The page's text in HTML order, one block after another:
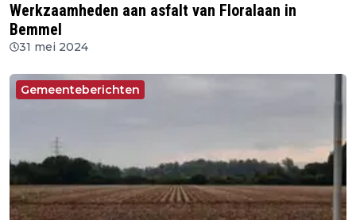
Werkzaamheden aan asfalt van Floralaan in
Bemmel
31 mei 2024
Gemeenteberichten